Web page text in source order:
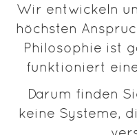
Wir entwickeln
höchsten
Philosophie ist
funktioniert
Darum finden
keine Systeme,